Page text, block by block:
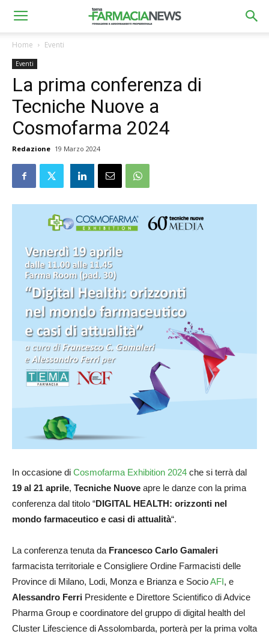
Home Eventi
Eventi
La prima conferenza di
Tecniche Nuove a
Cosmofarma 2024
Redazione 19 Marzo 2024
In occasione di Cosmofarma Exhibition 2024 che si terrà dal
19 al 21 aprile, Tecniche Nuove apre le danze con la prima
conferenza dal titolo “DIGITAL HEALTH: orizzonti nel
mondo farmaceutico e casi di attualità“.
La conferenza tenuta da Francesco Carlo Gamaleri
farmacista territoriale e Consigliere Ordine Farmacisti delle
Province di Milano, Lodi, Monza e Brianza e SocioAFI, e
Alessandro Ferri Presidente e Direttore Scientifico di Advice
Pharma Group e coordinatore del gruppo di digital health del
Cluster Lifescience di Assolombarda, porterà per la prima volta